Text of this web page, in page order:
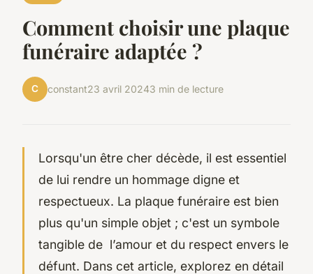
Comment choisir une plaque
funéraire adaptée ?
C constant23 avril 20243 min de lecture
Lorsqu'un être cher décède, il est essentiel
de lui rendre un hommage digne et
respectueux. La plaque funéraire est bien
plus qu'un simple objet ; c'est un symbole
tangible de l’amour et du respect envers le
défunt. Dans cet article, explorez en détail